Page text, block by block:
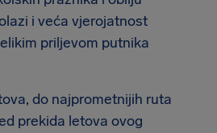
i veća vjerojatnost
priljevom putnika
do najprometnijih ruta
prekida letova ovog